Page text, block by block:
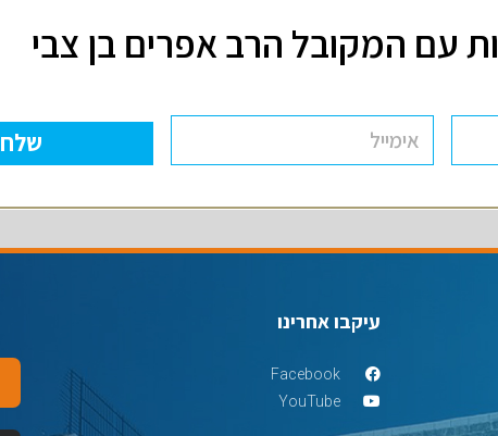
עם המקובל הרב אפרים בן צבי
שלח
עיקבו אחרינו
Facebook
YouTube